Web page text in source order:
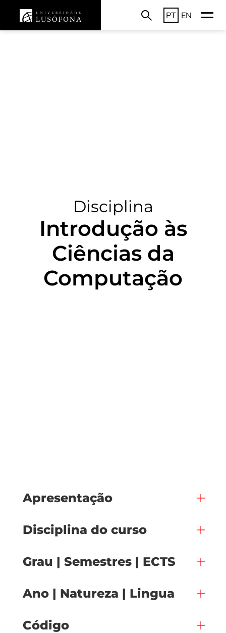
PT EN
Disciplina
Introdução às
Ciências da
Computação
Apresentação
Disciplina do curso
Grau | Semestres | ECTS
Ano | Natureza | Lingua
Código